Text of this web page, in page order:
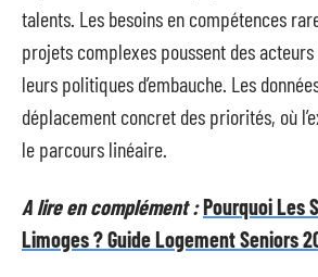
talents. Les besoins en compétences
projets complexes poussent des
leurs politiques d’embauche. Les
déplacement concret des priorités, où
le parcours linéaire.
A lire en complément :Pourquoi Les
Limoges ? Guide Logement Seniors